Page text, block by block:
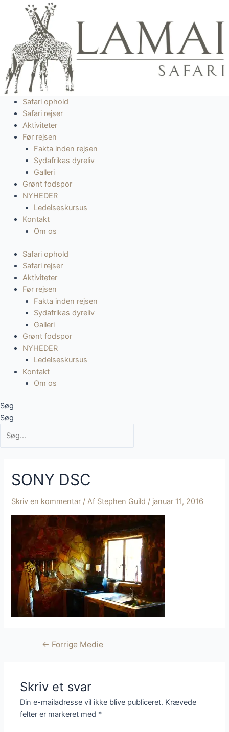
Safari ophold
Safari rejser
Aktiviteter
Før rejsen
Fakta inden rejsen
Sydafrikas dyreliv
Galleri
Grønt fodspor
NYHEDER
Ledelseskursus
Kontakt
Om os
Safari ophold
Safari rejser
Aktiviteter
Før rejsen
Fakta inden rejsen
Sydafrikas dyreliv
Galleri
Grønt fodspor
NYHEDER
Ledelseskursus
Kontakt
Om os
Søg
Søg
SONY DSC
Skriv en kommentar / Af Stephen Guild / januar 11, 2016
Indlægsnavigation
← Forrige Medie
Skriv et svar
Din e-mailadresse vil ikke blive publiceret. Krævede
felter er markeret med *